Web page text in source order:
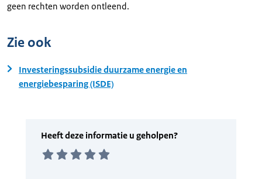
geen rechten worden ontleend.
Zie ook
Investeringssubsidie duurzame energie en
energiebesparing (ISDE)